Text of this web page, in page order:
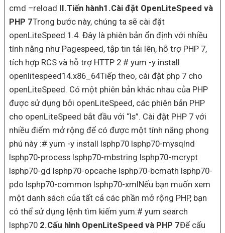
cmd –reload II.Tiến hành1.Cài đặt OpenLiteSpeed và
PHP 7Trong bước này, chúng ta sẽ cài đặt
openLiteSpeed 1.4. Đây là phiên bản ổn định với nhiều
tính năng như Pagespeed, tập tin tải lên, hỗ trợ PHP 7,
tích hợp RCS và hỗ trợ HTTP 2 # yum -y install
openlitespeed14.x86_64Tiếp theo, cài đặt php 7 cho
openLiteSpeed. Có một phiên bản khác nhau của PHP
được sử dụng bởi openLiteSpeed, các phiên bản PHP
cho openLiteSpeed bắt đầu với “ls”. Cài đặt PHP 7 với
nhiều điểm mở rộng để có được một tính năng phong
phú này :# yum -y install lsphp70 lsphp70-mysqlnd
lsphp70-process lsphp70-mbstring lsphp70-mcrypt
lsphp70-gd lsphp70-opcache lsphp70-bcmath lsphp70-
pdo lsphp70-common lsphp70-xmlNếu bạn muốn xem
một danh sách của tất cả các phần mở rộng PHP, bạn
có thể sử dụng lệnh tìm kiếm yum:# yum search
lsphp70 2.Cấu hình OpenLiteSpeed và PHP 7Để cấu